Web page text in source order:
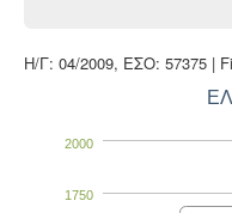
Η/Γ: 04/2009, ΕΣΟ: 57375 |
1750
2000